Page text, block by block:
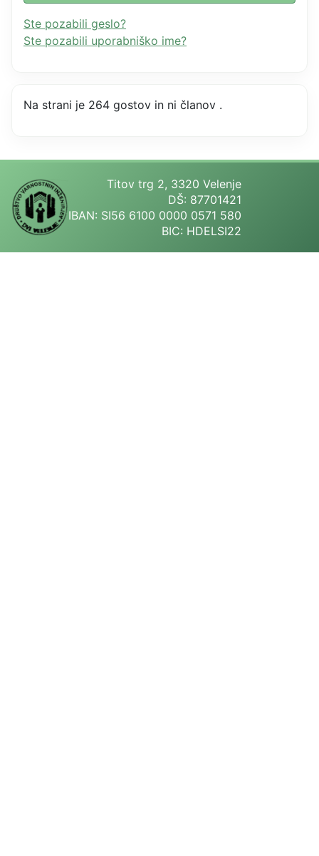
Ste pozabili geslo?
Ste pozabili uporabniško ime?
Na strani je 264 gostov in ni članov .
Titov trg 2, 3320 Velenje
DŠ: 87701421
IBAN: SI56 6100 0000 0571 580
BIC: HDELSI22